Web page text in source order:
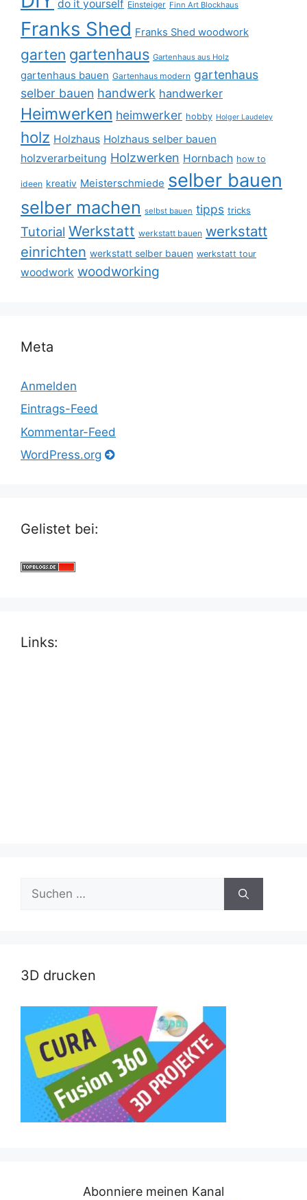
do it yourself Einsteiger Finn Art Blockhaus
Franks Shed Franks Shed woodwork
garten gartenhaus Gartenhaus aus Holz
gartenhaus bauen Gartenhaus modern gartenhaus
selber bauen handwerk handwerker
Heimwerken heimwerker hobby Holger Laudeley
holz Holzhaus Holzhaus selber bauen
holzverarbeitung Holzwerken Hornbach how to
ideen kreativ Meisterschmiede selber bauen
selber machen selbst bauen tipps tricks
Tutorial Werkstatt werkstatt bauen werkstatt
einrichten werkstatt selber bauen werkstatt tour
woodwork woodworking
Meta
Anmelden
Eintrags-Feed
Kommentar-Feed
WordPress.org
Gelistet bei:
Links:
Suche
nach:
3D drucken
Abonniere meinen Kanal